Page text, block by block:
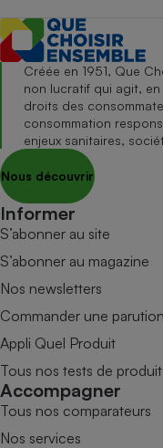
Créée en 1951, Que
non lucratif qui agit,
droits des
consommation
enjeux sanitaires,
Nous découvrir
Informer
S’abonner au site
S’abonner au magazine
Nos newsletters
Commander une parution
Appli Quel Produit
Tous nos tests de
Accompagner
Tous nos comparateurs
Nos services